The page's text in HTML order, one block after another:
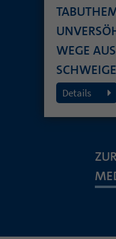
WEGE
19. Juli 2026
Details